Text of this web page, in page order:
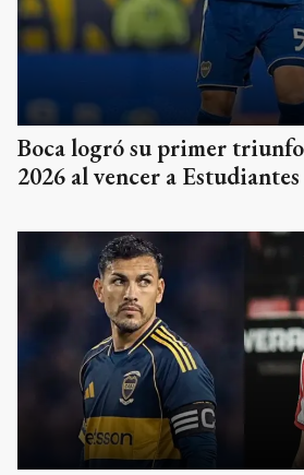
Boca logró su primer
2026 al vencer a Estudiantes